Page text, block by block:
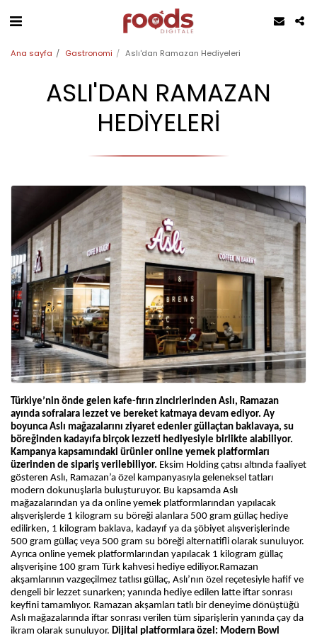
Ana sayfa Gastronomi Aslı'dan Ramazan Hediyeleri
ASLI'DAN RAMAZAN
HEDIYELERI
Türkiye’nin önde gelen kafe-fırın zincirlerinden Aslı, Ramazan
ayında sofralara lezzet ve bereket katmaya devam ediyor. Ay
boyunca Aslı mağazalarını ziyaret edenler güllaçtan baklavaya, su
böreğinden kadayıfa birçok lezzeti hediyesiyle birlikte alabiliyor.
Kampanya kapsamındaki ürünler online yemek platformları
üzerinden de sipariş verilebiliyor. Eksim Holding çatısı altında faaliyet
gösteren Aslı, Ramazan’a özel kampanyasıyla geleneksel tatları
modern dokunuşlarla buluşturuyor. Bu kapsamda Aslı
mağazalarından ya da online yemek platformlarından yapılacak
alışverişlerde 1 kilogram su böreği alanlara 500 gram güllaç hediye
edilirken, 1 kilogram baklava, kadayıf ya da şöbiyet alışverişlerinde
500 gram güllaç veya 500 gram su böreği alternatifli olarak sunuluyor.
Ayrıca online yemek platformlarından yapılacak 1 kilogram güllaç
alışverişine 100 gram Türk kahvesi hediye ediliyor.Ramazan
akşamlarının vazgeçilmez tatlısı güllaç, Aslı’nın özel reçetesiyle hafif ve
dengeli bir lezzet sunarken; yanında hediye edilen latte iftar sonrası
keyfini tamamlıyor. Ramazan akşamları tatlı bir deneyime dönüştüğü
Aslı mağazalarında iftar sonrası verilen tüm siparişlerin yanında çay da
ikram olarak sunuluyor. Dijital platformlara özel: Modern Bowl